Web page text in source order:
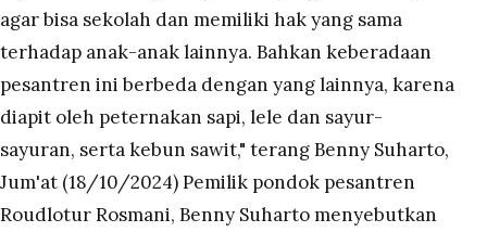
agar bisa sekolah dan memiliki hak yang sama
terhadap anak-anak lainnya. Bahkan keberadaan
pesantren ini berbeda dengan yang lainnya, karena
diapit oleh peternakan sapi, lele dan sayur-
sayuran, serta kebun sawit," terang Benny Suharto,
Jum'at (18/10/2024) Pemilik pondok pesantren
Roudlotur Rosmani, Benny Suharto menyebutkan